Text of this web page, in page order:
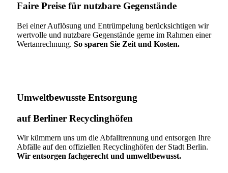
Faire Preise für nutzbare Gegenstände
Bei einer Auflösung und Entrümpelung berücksichtigen wir
wertvolle und nutzbare Gegenstände gerne im Rahmen einer
Wertanrechnung. So sparen Sie Zeit und Kosten.
Umweltbewusste Entsorgung
auf Berliner Recyclinghöfen​
Wir kümmern uns um die Abfalltrennung und entsorgen Ihre
Abfälle auf den offiziellen Recyclinghöfen der Stadt Berlin.
Wir entsorgen fachgerecht und umweltbewusst.